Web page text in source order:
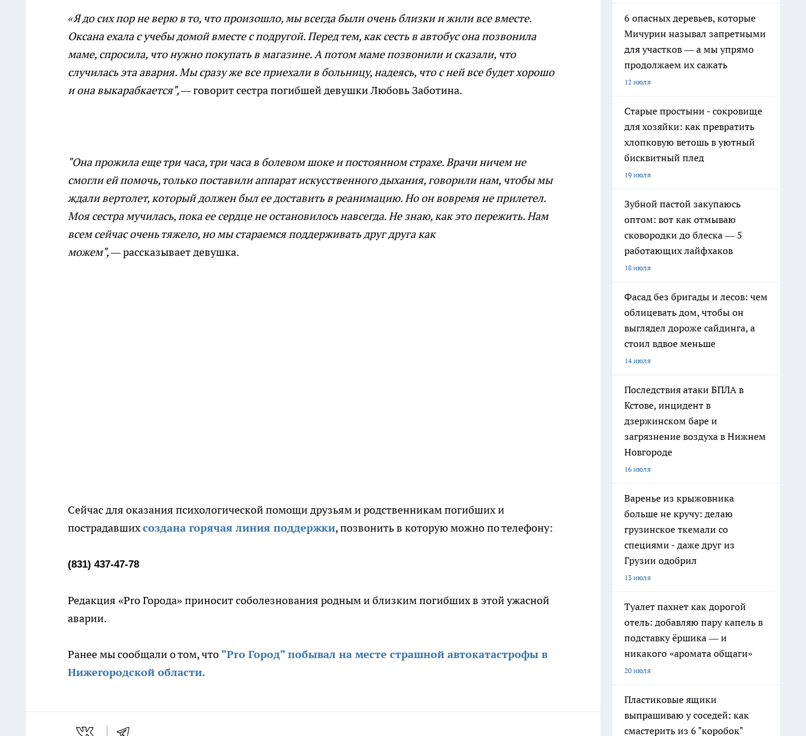
«Я до сих пор не верю в то, что произошло, мы всегда были очень близки и жили все вместе.
Оксана ехала с учебы домой вместе с подругой. Перед тем, как сесть в автобус она позвонила
маме, спросила, что нужно покупать в магазине. А потом маме позвонили и сказали, что
случилась эта авария. Мы сразу же все приехали в больницу, надеясь, что с ней все будет хорошо
и она выкарабкается",—говорит сестра погибшей девушки Любовь Заботина.
"Она прожила еще три часа, три часа в болевом шоке и постоянном страхе. Врачи ничем не
смогли ей помочь, только поставили аппарат искусственного дыхания, говорили нам, чтобы мы
ждали вертолет, который должен был ее доставить в реанимацию. Но он вовремя не прилетел.
Моя сестра мучилась, пока ее сердце не остановилось навсегда. Не знаю, как это пережить. Нам
всем сейчас очень тяжело, но мы стараемся поддерживать друг друга как
можем",—рассказывает девушка.
Сейчас для оказания психологической помощи друзьям и родственникам погибших и
пострадавшихсоздана горячая линия поддержки, позвонить в которую можно по телефону:
(831) 437-47-78
Редакция «Pro Города» приносит соболезнования родным и близким погибших в этой ужасной
аварии.
Ранее мы сообщали о том, что "Pro Город" побывал на месте страшной автокатастрофы в
Нижегородской области.
6 опасных деревьев, которые
Мичурин называл запретными
для участков — а мы упрямо
продолжаем их сажать
12 июля
Старые простыни - сокровище
для хозяйки: как превратить
хлопковую ветошь в уютный
бисквитный плед
19 июля
Зубной пастой закупаюсь
оптом: вот как отмываю
сковородки до блеска — 5
работающих лайфхаков
18 июля
Фасад без бригады и лесов: чем
облицевать дом, чтобы он
выглядел дороже сайдинга, а
стоил вдвое меньше
14 июля
Последствия атаки БПЛА в
Кстове, инцидент в
дзержинском баре и
загрязнение воздуха в Нижнем
Новгороде
16 июля
Варенье из крыжовника
больше не кручу: делаю
грузинское ткемали со
специями - даже друг из
Грузии одобрил
13 июля
Туалет пахнет как дорогой
отель: добавляю пару капель в
подставку ёршика — и
никакого «аромата общаги»
20 июля
Пластиковые ящики
выпрашиваю у соседей: как
смастерить из 6 "коробок"